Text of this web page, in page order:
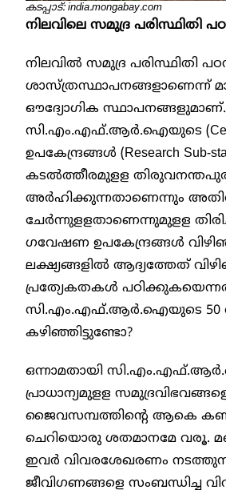
കടപ്പാട്: india.mongabay.com
നിലവിലെ സമുദ്ര പരിസ്ഥിതി
നിലവിൽ സമുദ്ര പരിസ്ഥിതി
ശാസ്ത്രസ്ഥാപനങ്ങളാണെന്ന്
ഔദ്യോഗിക സ്ഥാപനങ്ങളുമാണ്.
സി.എം.എഫ്.ആർ.ഐയുടെ (Central
ഉപകേന്ദ്രങ്ങൾ (Research Sub-
കടൽത്തീരമുളള തിരുവനന്തപുരം
അർഹിക്കുന്നതാണെന്നും അതിൽ
ചേർന്നുളളതാണെന്നുമുളള
ഗവേഷണ ഉപകേന്ദ്രങ്ങൾ
ലക്ഷ്യങ്ങളിൽ ആദ്യത്തേത്
പ്രത്യേകതകൾ
സി.എം.എഫ്.ആർ.ഐയുടെ 50
കഴിഞ്ഞിട്ടുണ്ടോ?
ഒന്നാമതായി
പ്രാധാന്യമുളള സമുദ്രവിഭവങ്ങളെ
ജൈവസമ്പത്തിന്റെ ആകെ
ചെറിയൊരു ശതമാനമേ വരൂ.
ഇവർ വിവരശേഖരണം
ജീവിഗണങ്ങളെ സംബന്ധിച്ച